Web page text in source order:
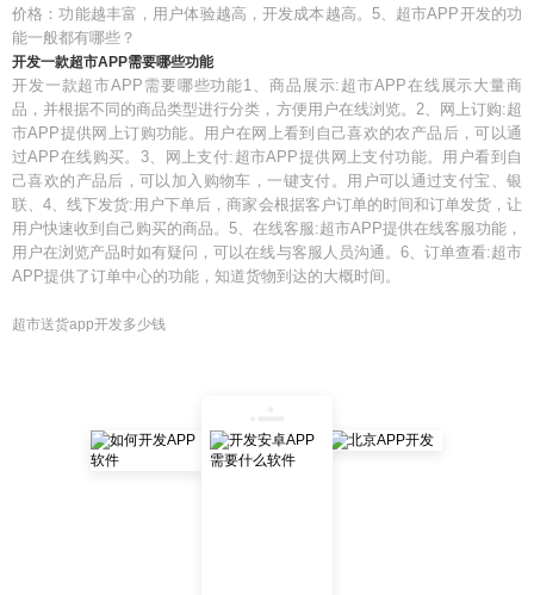
价格：功能越丰富，用户体验越高，开发成本越高。5、超市APP开发的功
能一般都有哪些？
开发一款超市APP需要哪些功能
开发一款超市APP需要哪些功能1、商品展示:超市APP在线展示大量商
品，并根据不同的商品类型进行分类，方便用户在线浏览。2、网上订购:超
市APP提供网上订购功能。用户在网上看到自己喜欢的农产品后，可以通
过APP在线购买。3、网上支付:超市APP提供网上支付功能。用户看到自
己喜欢的产品后，可以加入购物车，一键支付。用户可以通过支付宝、银
联、4、线下发货:用户下单后，商家会根据客户订单的时间和订单发货，让
用户快速收到自己购买的商品。5、在线客服:超市APP提供在线客服功能，
用户在浏览产品时如有疑问，可以在线与客服人员沟通。6、订单查看:超市
APP提供了订单中心的功能，知道货物到达的大概时间。
超市送货app开发多少钱